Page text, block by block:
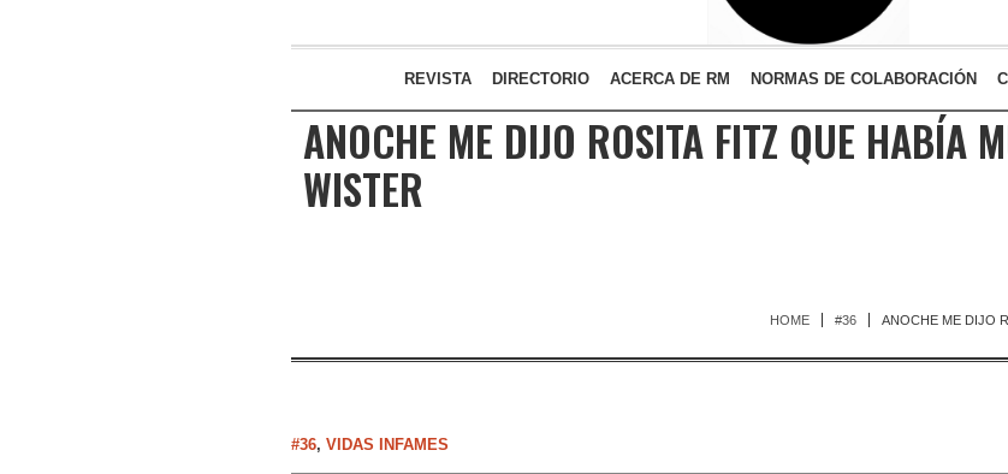
REVISTA DIRECTORIO ACERCA DE RM NORMAS DE COLABORACIÓN
ANOCHE ME DIJO ROSITA FITZ QUE HABÍA
WISTER
HOME #36 ANOCHE ME DIJO
#36, VIDAS INFAMES